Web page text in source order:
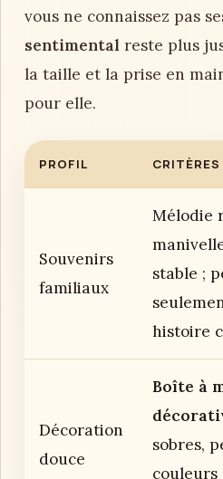
vous ne connaissez pas
sentimental reste plus
la taille et la prise en
pour elle.
PROFIL
Souvenirs
familiaux
Mélodie
stable ;
histoire
Décoration
douce
Boîte à
sobres,
couleurs